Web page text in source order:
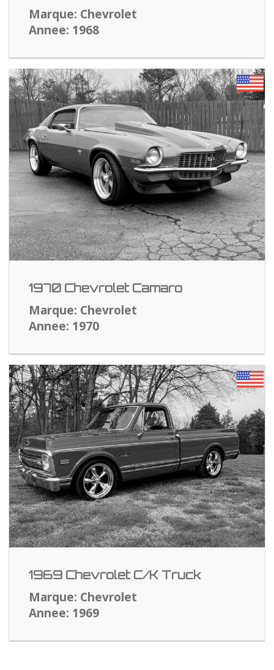
Marque: Chevrolet
Annee: 1968
1970 Chevrolet Camaro
Marque: Chevrolet
Annee: 1970
1969 Chevrolet C/K Truck
Marque: Chevrolet
Annee: 1969